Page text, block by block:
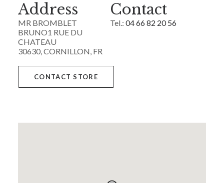
Address
MR BROMBLET
BRUNO1 RUE DU
CHATEAU
30630, CORNILLON, FR
Contact
Tel.:04 66 82 20 56
CONTACT STORE